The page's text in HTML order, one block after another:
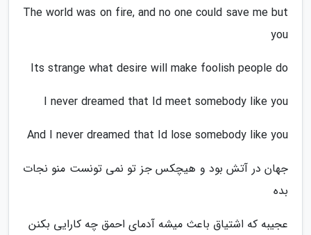
The world was on fire, and no one could save me but
you
Its strange what desire will make foolish people do
I never dreamed that Id meet somebody like you
And I never dreamed that Id lose somebody like you
جهان در آتش بود و هیچکس جز تو نمی تونست منو نجات
بده
عجیبه که اشتیاق باعث میشه آدمای احمق چه کارایی بکنن